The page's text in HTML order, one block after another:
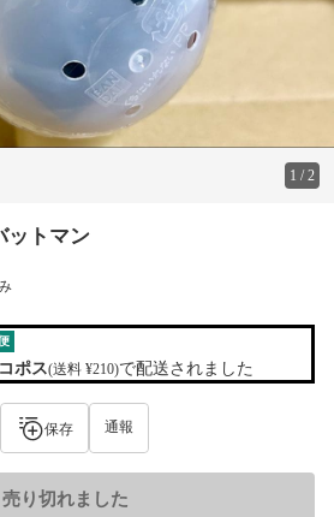
1 /2
ットマン
ポス(送料 ¥210)で配送されました
保存 通報
売り切れました